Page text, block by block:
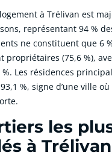
à Trélivan est
représentant 94 %
ne constituent que 6
propriétaires (75,6 %),
Les résidences
%, signe d’une ville
les
à